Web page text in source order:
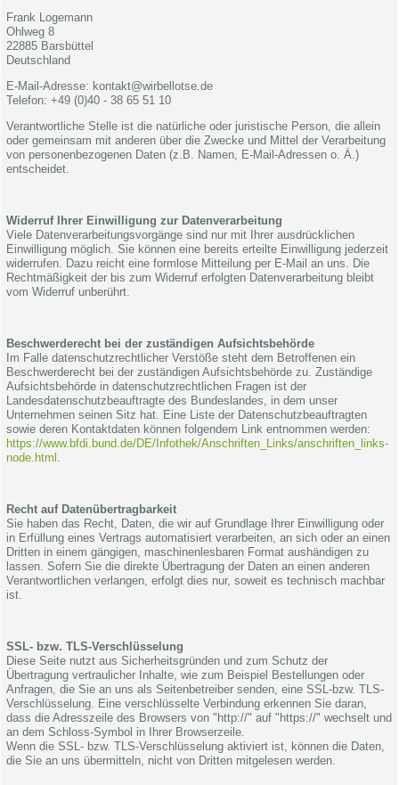
Frank Logemann
Ohlweg 8
22885 Barsbüttel
Deutschland
E-Mail-Adresse: kontakt@wirbellotse.de
Telefon: +49 (0)40 - 38 65 51 10
Verantwortliche Stelle ist die natürliche oder juristische Person, die allein
oder gemeinsam mit anderen über die Zwecke und Mittel der Verarbeitung
von personenbezogenen Daten (z.B. Namen, E-Mail-Adressen o. Ä.)
entscheidet.
Widerruf Ihrer Einwilligung zur Datenverarbeitung
Viele Datenverarbeitungsvorgänge sind nur mit Ihrer ausdrücklichen
Einwilligung möglich. Sie können eine bereits erteilte Einwilligung jederzeit
widerrufen. Dazu reicht eine formlose Mitteilung per E-Mail an uns. Die
Rechtmäßigkeit der bis zum Widerruf erfolgten Datenverarbeitung bleibt
vom Widerruf unberührt.
Beschwerderecht bei der zuständigen Aufsichtsbehörde
Im Falle datenschutzrechtlicher Verstöße steht dem Betroffenen ein
Beschwerderecht bei der zuständigen Aufsichtsbehörde zu. Zuständige
Aufsichtsbehörde in datenschutzrechtlichen Fragen ist der
Landesdatenschutzbeauftragte des Bundeslandes, in dem unser
Unternehmen seinen Sitz hat. Eine Liste der Datenschutzbeauftragten
sowie deren Kontaktdaten können folgendem Link entnommen werden:
https://www.bfdi.bund.de/DE/Infothek/Anschriften_Links/anschriften_links-
node.html .
Recht auf Datenübertragbarkeit
Sie haben das Recht, Daten, die wir auf Grundlage Ihrer Einwilligung oder
in Erfüllung eines Vertrags automatisiert verarbeiten, an sich oder an einen
Dritten in einem gängigen, maschinenlesbaren Format aushändigen zu
lassen. Sofern Sie die direkte Übertragung der Daten an einen anderen
Verantwortlichen verlangen, erfolgt dies nur, soweit es technisch machbar
ist.
SSL- bzw. TLS-Verschlüsselung
Diese Seite nutzt aus Sicherheitsgründen und zum Schutz der
Übertragung vertraulicher Inhalte, wie zum Beispiel Bestellungen oder
Anfragen, die Sie an uns als Seitenbetreiber senden, eine SSL-bzw. TLS-
Verschlüsselung. Eine verschlüsselte Verbindung erkennen Sie daran,
dass die Adresszeile des Browsers von "http://" auf "https://" wechselt und
an dem Schloss-Symbol in Ihrer Browserzeile.
Wenn die SSL- bzw. TLS-Verschlüsselung aktiviert ist, können die Daten,
die Sie an uns übermitteln, nicht von Dritten mitgelesen werden.